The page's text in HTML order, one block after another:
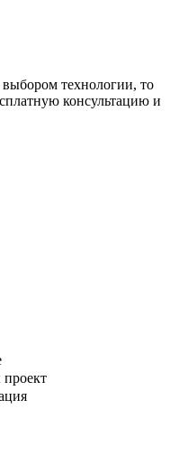
выбором технологии, то
консультацию и
проект